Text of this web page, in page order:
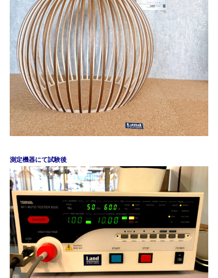
測定機器にて試験後